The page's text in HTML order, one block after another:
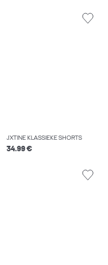
JXTINE KLASSIEKE SHORTS
34.99 €